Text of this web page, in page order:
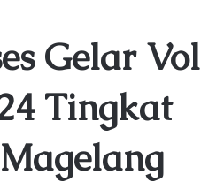
Gelar
Tingkat